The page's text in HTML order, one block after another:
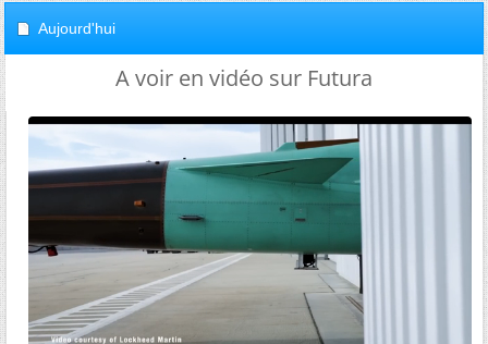
Aujourd'hui
A voir en vidéo sur Futura